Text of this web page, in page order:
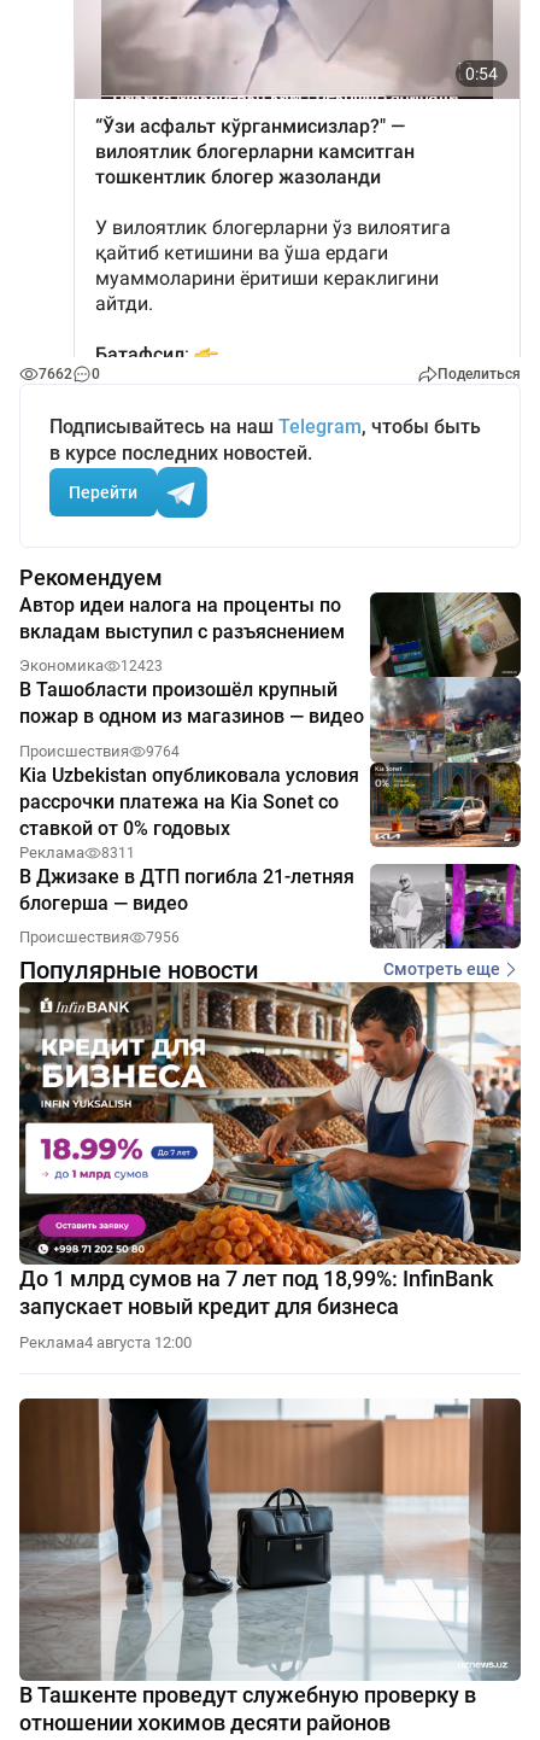
7662 0 Поделиться
Подписывайтесь на наш Telegram, чтобы быть
в курсе последних новостей.
Перейти
Рекомендуем
Автор идеи налога на проценты по
вкладам выступил с разъяснением
Экономика 12423
В Ташобласти произошёл крупный
пожар в одном из магазинов — видео
Происшествия 9764
Kia Uzbekistan опубликовала условия
рассрочки платежа на Kia Sonet со
ставкой от 0% годовых
Реклама 8311
В Джизаке в ДТП погибла 21-летняя
блогерша — видео
Происшествия 7956
Популярные новости Смотреть еще
До 1 млрд сумов на 7 лет под 18,99%: InfinBank
запускает новый кредит для бизнеса
Реклама4 августа 12:00
В Ташкенте проведут служебную проверку в
отношении хокимов десяти районов